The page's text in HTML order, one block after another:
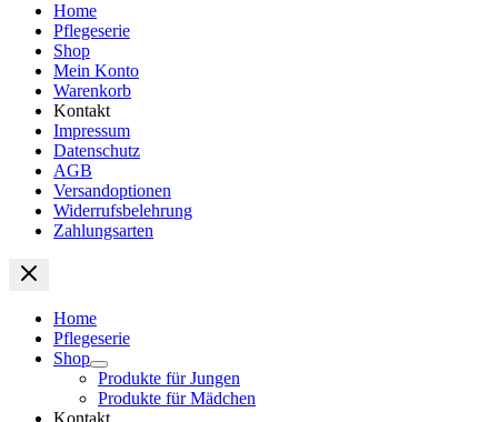
Home
Pflegeserie
Shop
Mein Konto
Warenkorb
Kontakt
Impressum
Datenschutz
AGB
Versandoptionen
Widerrufsbelehrung
Zahlungsarten
Home
Pflegeserie
Shop
Produkte für Jungen
Produkte für Mädchen